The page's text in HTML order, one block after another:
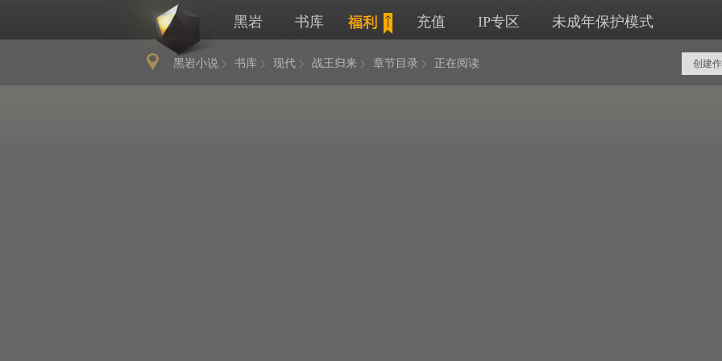
黑岩 书库 充值 IP专区 未成年保护模式
黑岩小说 书库 现代 战王归来 章节目录 正在阅读 创建